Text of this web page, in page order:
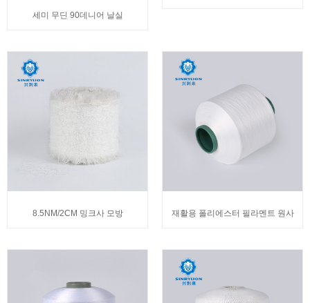
세미 무딘 90데니어 날실
8.5NM/2CM 밍크사 모방 재활용 폴리에스터 필라멘트 원사